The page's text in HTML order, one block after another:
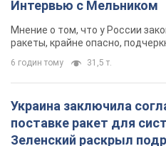
Интервью с Мельником
Мнение о том, что у России
ракеты, крайне опасно,
6 годин тому 31,5 т.
Украина заключила
поставке ракет для
Зеленский раскрыл